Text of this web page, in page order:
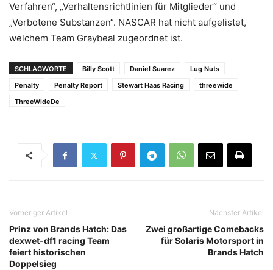
Verfahren“, „Verhaltensrichtlinien für Mitglieder“ und
„Verbotene Substanzen“. NASCAR hat nicht aufgelistet,
welchem ​​Team Graybeal zugeordnet ist.
SCHLAGWORTE Billy Scott Daniel Suarez
Lug Nuts
Penalty
Penalty Report Stewart Haas Racing
threewide
ThreeWideDe
Vorheriger Artikel
Prinz von Brands Hatch: Das
dexwet-df1 racing Team
feiert historischen
Doppelsieg
Nächster Artikel
Zwei großartige Comebacks
für Solaris Motorsport in
Brands Hatch